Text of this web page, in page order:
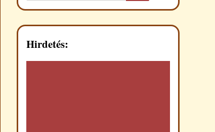
recept:
Hirdetés: